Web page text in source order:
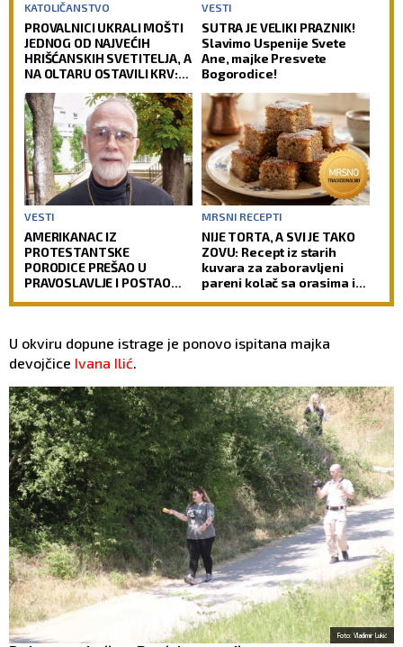
KATOLIČANSTVO
PROVALNICI UKRALI MOŠTI
JEDNOG OD NAJVEĆIH
HRIŠĆANSKIH SVETITELJA, A
NA OLTARU OSTAVILI KRV:
traga za počiniocima
VESTI
SUTRA JE VELIKI PRAZNIK!
Slavimo Uspenije Svete
Ane, majke Presvete
Bogorodice!
VESTI
AMERIKANAC IZ
PROTESTANTSKE
PORODICE PREŠAO U
PRAVOSLAVLJE I POSTAO
putu preobraćenja
MRSNI RECEPTI
NIJE TORTA, A SVI JE TAKO
ZOVU: Recept iz starih
kuvara za zaboravljeni
pareni kolač sa orasima i
U okviru dopune istrage je ponovo ispitana majka
devojčice Ivana Ilić
Foto: Vladimir Lukić